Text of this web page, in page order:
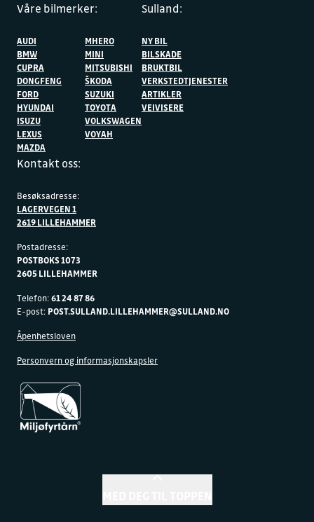
Våre bilmerker:
AUDI
BMW
CUPRA
DONGFENG
FORD
HYUNDAI
ISUZU
LEXUS
MAZDA
MHERO
MINI
MITSUBISHI
ŠKODA
SUZUKI
TOYOTA
VOLKSWAGEN
VOYAH
Sulland:
NY BIL
BILSKADE
BRUKTBIL
VERKSTEDTJENESTER
ARTIKLER
VEIVISERE
Kontakt oss:
Besøksadresse:
LAGERVEGEN 1
2619 LILLEHAMMER
Postadresse:
POSTBOKS 1073
2605 LILLEHAMMER
Telefon:61 24 87 86
E-post: POST.SULLAND.LILLEHAMMER@SULLAND.NO
Åpenhetsloven
Personvern og informasjonskapsler